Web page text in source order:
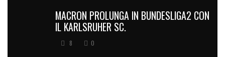
MACRON PROLUNGA IN BUNDESLIGA2 CON
IL KARLSRUHER SC.
8 0